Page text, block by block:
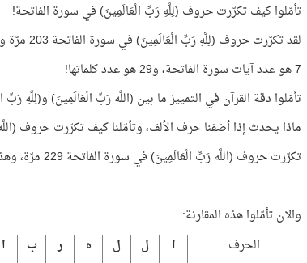
تأمّلوا كيف تكرّرت حروف (لِلَّهِ رَبِّ الْعَالَمِينَ) في سورة الفاتحة!
لقد تكرّرت حروف (لِلَّهِ رَبِّ الْعَالَمِينَ) في سورة الفاتحة 203 مرّة وهذا العدد = 7 × 29
7 هو عدد آيات سورة الفاتحة، و29 هو عدد كلماتها!
تأمّلوا دقة القرآن في التمييز ما بين (اللَّه رَبِّ الْعَالَمِينَ) و(لِلَّهِ رَبِّ
ماذا يحدث إذا أضفنا حرف الألف، وتأمّلنا كيف تكرّرت حروف
تكرّرت حروف (اللَّه رَبِّ الْعَالَمِينَ) في سورة الفاتحة 229 مرّة، وهذا العدد أوّليّ!
والآن تأمّلوا هذه المقارنة:
الحرف
ا ل ل ه ر ب ا